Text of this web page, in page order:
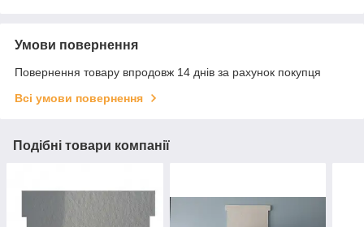
Умови повернення
Повернення товару впродовж 14 днів за рахунок покупця
Всі умови повернення
Подібні товари компанії